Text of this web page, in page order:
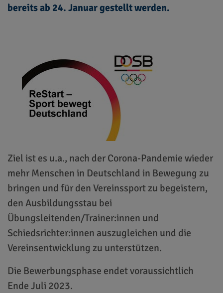
bereits ab 24. Januar gestellt werden.
Ziel ist es u.a., nach der Corona-Pandemie wieder
mehr Menschen in Deutschland in Bewegung zu
bringen und für den Vereinssport zu begeistern,
den Ausbildungsstau bei
Übungsleitenden/Trainer:innen und
Schiedsrichter:innen auszugleichen und die
Vereinsentwicklung zu unterstützen.
Die Bewerbungsphase endet voraussichtlich
Ende Juli 2023.